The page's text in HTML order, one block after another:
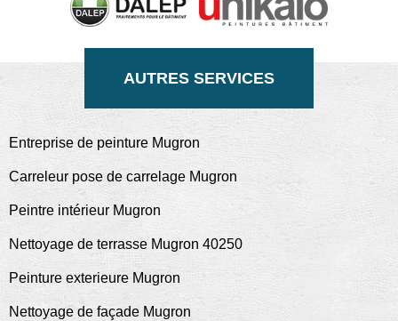
AUTRES SERVICES
Entreprise de peinture Mugron
Carreleur pose de carrelage Mugron
Peintre intérieur Mugron
Nettoyage de terrasse Mugron 40250
Peinture exterieure Mugron
Nettoyage de façade Mugron